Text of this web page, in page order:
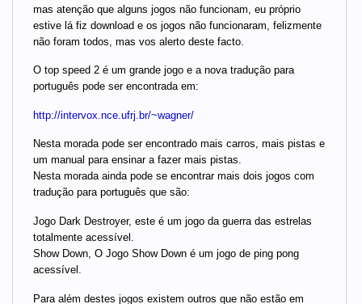
mas atenção que alguns jogos não funcionam, eu próprio
estive lá fiz download e os jogos não funcionaram, felizmente
não foram todos, mas vos alerto deste facto.
O top speed 2 é um grande jogo e a nova tradução para
português pode ser encontrada em:
http://intervox.nce.ufrj.br/~wagner/
Nesta morada pode ser encontrado mais carros, mais pistas e
um manual para ensinar a fazer mais pistas.
Nesta morada ainda pode se encontrar mais dois jogos com
tradução para português que são:
Jogo Dark Destroyer, este é um jogo da guerra das estrelas
totalmente acessível.
Show Down, O Jogo Show Down é um jogo de ping pong
acessível.
Para além destes jogos existem outros que não estão em